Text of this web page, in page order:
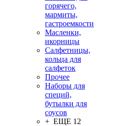
горячего,
мармиты,
гастроемкости
Масленки,
икорницы
Салфетницы,
кольца для
салфеток
Прочее
Наборы для
специй,
бутылки для
соусов
+ ЕЩЕ 12